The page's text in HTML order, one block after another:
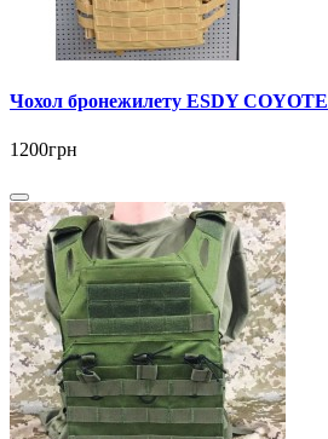
Чохол бронежилету ESDY COYOTE
1200грн